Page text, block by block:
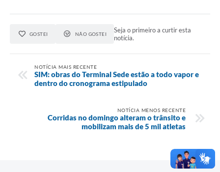
GOSTEI NÃO GOSTEI
Seja o primeiro a curtir esta
notícia.
NOTÍCIA MAIS RECENTE
SIM: obras do Terminal Sede estão a todo vapor e
dentro do cronograma estipulado
NOTÍCIA MENOS RECENTE
Corridas no domingo alteram o trânsito e
mobilizam mais de 5 mil atletas